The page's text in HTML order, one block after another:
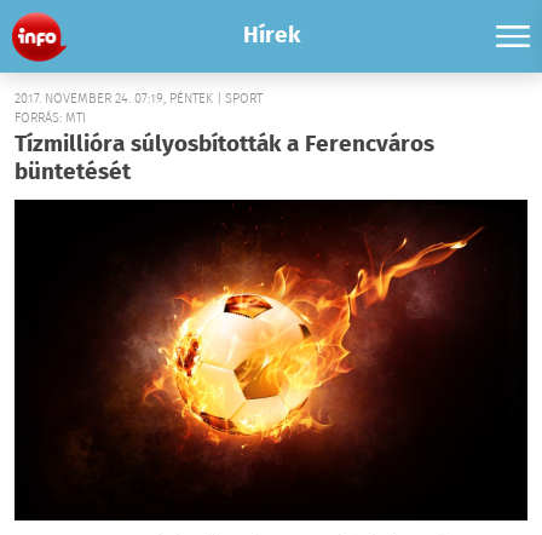
Hírek
2017. NOVEMBER 24. 07:19, PÉNTEK | SPORT
FORRÁS: MTI
Tízmillióra súlyosbították a Ferencváros
büntetését